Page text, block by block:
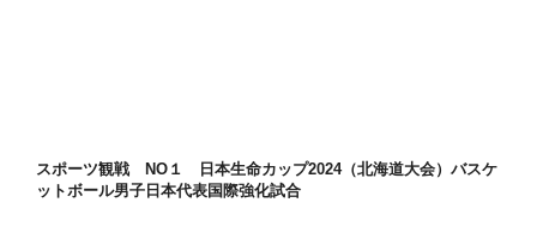
スポーツ観戦 NO１ 日本生命カップ2024（北海道大会）バスケ
ットボール男子日本代表国際強化試合